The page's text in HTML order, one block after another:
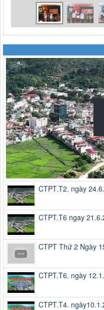
CTPT.T2. ngày
CTPT.T6 ngay
CTPT Thứ 2 Ngày
CTPT.T6. ngày
CTPT.T4.